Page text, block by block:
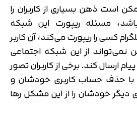
است ذهن بسیاری از کاربران را
مسئله ریپورت این شبکه
کسی را ریپورت می‌کند، آن کاربر
نمی‌تواند از این شبکه اجتماعی
ارسال کند. برخی از کاربران تصور
با حذف حساب کاربری خودشان و
دیگر خودشان را از این مشکل رها